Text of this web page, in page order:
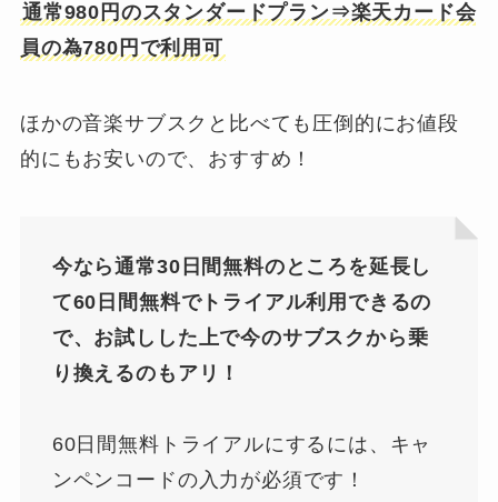
通常980円のスタンダードプラン⇒楽天カード会
員の為780円で利用可
ほかの音楽サブスクと比べても圧倒的にお値段
的にもお安いので、おすすめ！
今なら通常30日間無料のところを延長し
て60日間無料でトライアル利用できるの
で、お試しした上で今のサブスクから乗
り換えるのもアリ！
60日間無料トライアルにするには、キャ
ンペンコードの入力が必須です！